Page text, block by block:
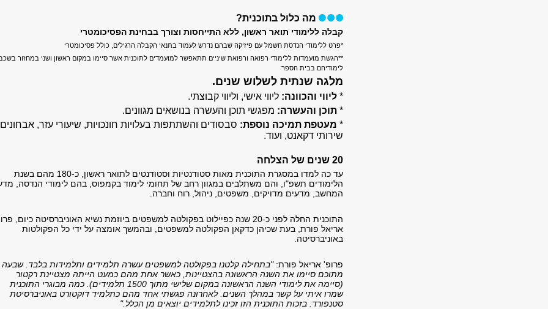
מה כלול בתוכנית?
קבלה ללימודי תואר ראשון, ללא התייחסות וצורך בבחינת הפסיכומטרי
*פרט ללימודי הנדסת חשמל עם פיזיקה שבהם נדרש לעמוד בתנאי הקבלה הרגילים, כולל פסיכומטרי
**הגשת מועמדות ללימודי רפואה ורפואת שיניים תתאפשר למועמדים לתוכנית אשר סיימו במקום ראשון ושני במחזור
לימודיהם בבית הספר
מלגה שנתית לשלוש שנים.
* ליווי והכוונה: ליווי אישי, וליווי קבוצתי.
* תוכן והעשרה: מפגשי תוכן והעשרה בנושאים מגוונים.
* מעטפת תמיכה נוספת: סבסודים והשתתפות בעלויות חונכויות, שיעורי עזר,
שירותי דקאנט, ועוד.
20 שנים של הצלחה
עד כה למדו במסגרת התוכנית מאות סטודנטיות וסטודנטים לתואר ראשון, כ-180 מהם בשנת
הלימודים תשפ"ו, והם משתלבים במגוון רחב של תחומי לימוד בקמפוס, בהם לימודי הנדסה,
המחשב, מדעים מדויקים, משפטים, ניהול, רוח וחברה.
התוכנית החלה לפני כ-20 שנה כפיילוט בפקולטה למשפטים ביוזמת נשיא האוניברסיטה כיום,
אריאל פורת, בעת שכיהן כדקאן הפקולטה למשפטים, ובהמשך אומצה על ידי כל הפקולטות
באוניברסיטה.
פרופ' אריאל פורת:"בתחילה קלטנו בפקולטה למשפטים עשרה תלמידים ותלמידות בלבד. שבעה
מתוכם סיימו את השנה הראשונה בהצטיינות, כאשר אחת מהם כמעט הייתה מצטיינת רקטור
(סיימה את לימודי השנה הראשונה במקום שלישי מתוך 1500 תלמידים). כמה מבוגרי התוכנית
שמרו איתי על קשר במהלך השנים. לאחרונה פגשתי אחד מהם כתלמיד דוקטורט באוניברסיטת
סטנפורד. בזכות התוכנית הזו זכינו לתלמידים יוצאים מן הכלל."